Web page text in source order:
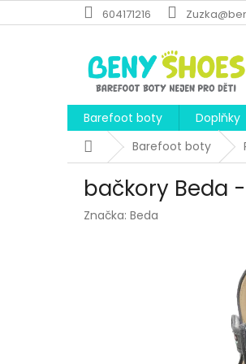
na
604171216
Barefoot boty Doplňky
DomůBarefoot boty
bačkory Beda
Značka: Beda